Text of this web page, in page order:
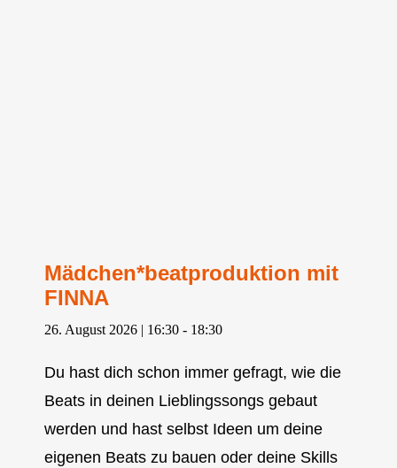
Mädchen*beatproduktion mit
FINNA
26. August 2026 | 16:30- 18:30
Du hast dich schon immer gefragt, wie die
Beats in deinen Lieblingssongs gebaut
werden und hast selbst Ideen um deine
eigenen Beats zu bauen oder deine Skills